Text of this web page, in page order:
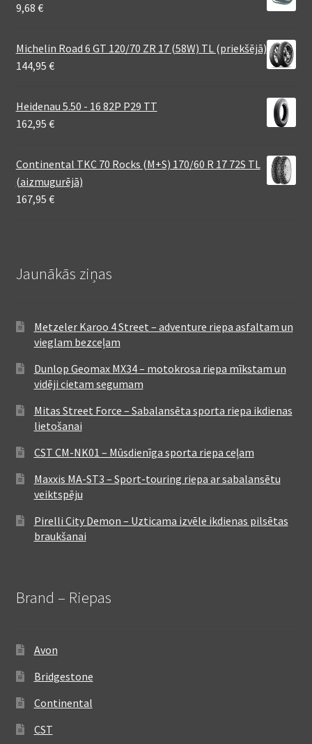
9,68 €
Michelin Road 6 GT 120/70 ZR 17 (58W) TL (priekšējā)
144,95 €
Heidenau 5.50 - 16 82P P29 TT
162,95 €
Continental TKC 70 Rocks (M+S) 170/60 R 17 72S TL
(aizmugurējā)
167,95 €
Jaunākās ziņas
Metzeler Karoo 4 Street – adventure riepa asfaltam un
vieglam bezceļam
Dunlop Geomax MX34 – motokrosa riepa mīkstam un
vidēji cietam segumam
Mitas Street Force – Sabalansēta sporta riepa ikdienas
lietošanai
CST CM-NK01 – Mūsdienīga sporta riepa ceļam
Maxxis MA-ST3 – Sport-touring riepa ar sabalansētu
veiktspēju
Pirelli City Demon – Uzticama izvēle ikdienas pilsētas
braukšanai
Brand – Riepas
Avon
Bridgestone
Continental
CST